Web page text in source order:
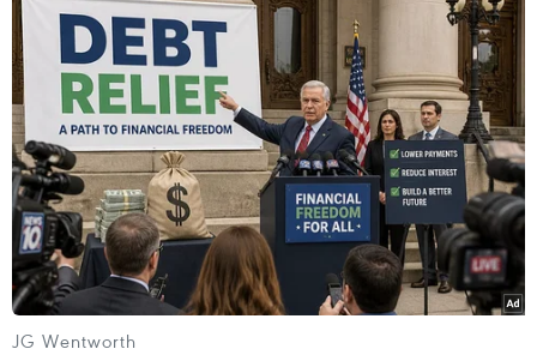
JG Wentworth